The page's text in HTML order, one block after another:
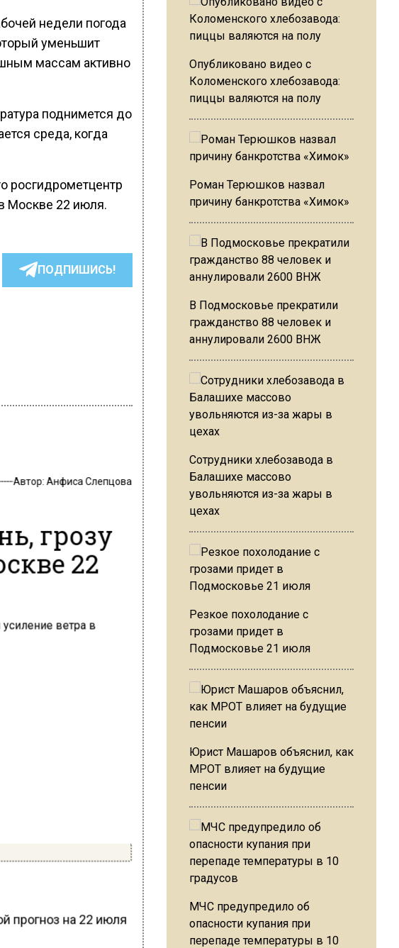
недели погода
уменьшит
массам активно
поднимется до
среда, когда
росгидрометцентр
Москве 22 июля.
ПОДПИШИСЬ!
Автор: Анфиса Слепцова
грозу
22
прогноз на 22 июля
Опубликовано видео с
Коломенского хлебозавода:
пиццы валяются на полу
Роман Терюшков назвал
причину банкротства «Химок»
В Подмосковье прекратили
гражданство 88 человек и
аннулировали 2600 ВНЖ
Сотрудники хлебозавода в
Балашихе массово
увольняются из-за жары в
цехах
Резкое похолодание с
грозами придет в
Подмосковье 21 июля
Юрист Машаров объяснил, как
МРОТ влияет на будущие
пенсии
МЧС предупредило об
опасности купания при
перепаде температуры в 10